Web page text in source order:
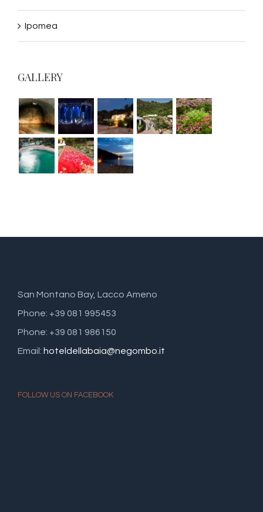
Ipomea
GALLERY
San Montano Bay, Lacco Ameno
Phone: +39 081 995453
Phone: +39 081 986150
Email: hoteldellabaia@negombo.it
FOLLOW US ON FACEBOOK